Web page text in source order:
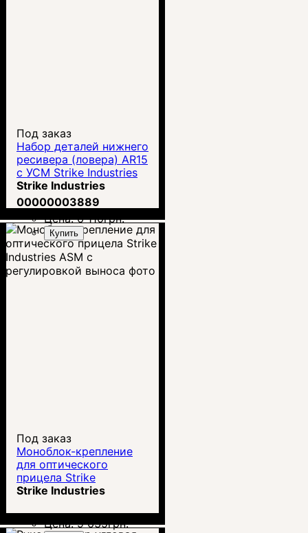
Под заказ
Набор деталей нижнего
ресивера (ловера) AR15
c УСМ Strike Industries
SI-AR-E-LRPTH
Strike Industries
00000003889
Цена:6 110грн.
Купить
Под заказ
Моноблок-крепление
для оптического
прицела Strike
Industries ASM с
Strike Industries
Цена:9 635грн.